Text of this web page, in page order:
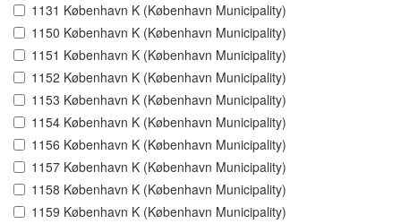
1131 København K (København Municipality)
1150 København K (København Municipality)
1151 København K (København Municipality)
1152 København K (København Municipality)
1153 København K (København Municipality)
1154 København K (København Municipality)
1156 København K (København Municipality)
1157 København K (København Municipality)
1158 København K (København Municipality)
1159 København K (København Municipality)